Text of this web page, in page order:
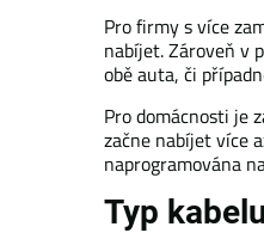
Pro firmy s více
nabíjet. Zároveň v
obě auta, či
Pro domácnosti je
začne nabíjet více
naprogramována
Typ